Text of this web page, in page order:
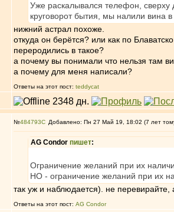
Уже раскалывался телефон, сверху
круговорот бытия, мы налили вина
нижний астрал похоже.
откуда он берётся? или как по
переродились в такое?
а почему вы понимали что нельзя там
а почему для меня написали?
Ответы на этот пост: teddycat
№484793 Добавлено: Пн 27 Май 19, 18:02 (7 лет
AG Condor пишет:
Ограничение желаний при их
НО - ограничение желаний при их
так уж и наблюдается). не перевирайте,
Ответы на этот пост: AG Condor